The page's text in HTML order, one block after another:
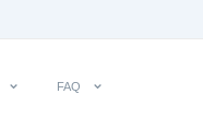
FAQ